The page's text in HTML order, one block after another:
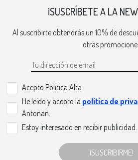
¡SUSCRÍBETE A LA
Al suscribirte obtendrás un 10% de
otras
Acepto Politica Alta
He leído y acepto la política de
Antonan.
Estoy interesado en recibir publicidad.
¡SUSCRIBIRME!